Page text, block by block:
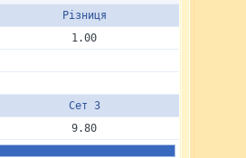
Різниця
1.00
Сет 3
9.80